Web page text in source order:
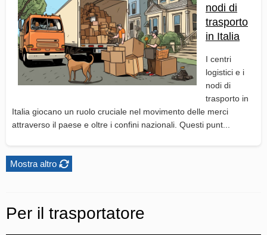
nodi di
trasporto
in Italia
I centri
logistici e i
nodi di
trasporto in
Italia giocano un ruolo cruciale nel movimento delle merci
attraverso il paese e oltre i confini nazionali. Questi punt...
Mostra altro
Per il trasportatore